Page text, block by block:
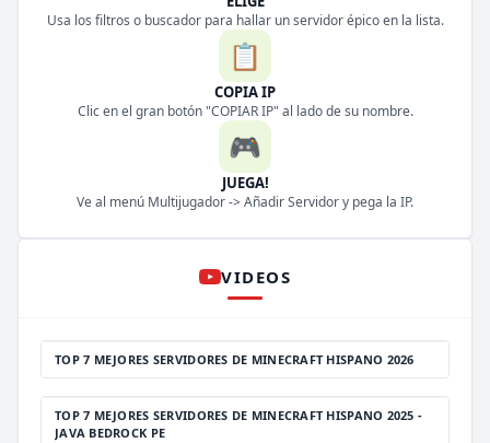
Usa los filtros o buscador para hallar un servidor épico en la lista.
📋
COPIA IP
Clic en el gran botón "COPIAR IP" al lado de su nombre.
🎮
JUEGA!
Ve al menú Multijugador -> Añadir Servidor y pega la IP.
VIDEOS
TOP 7 MEJORES SERVIDORES DE MINECRAFT HISPANO 2026
TOP 7 MEJORES SERVIDORES DE MINECRAFT HISPANO 2025 -
JAVA BEDROCK PE